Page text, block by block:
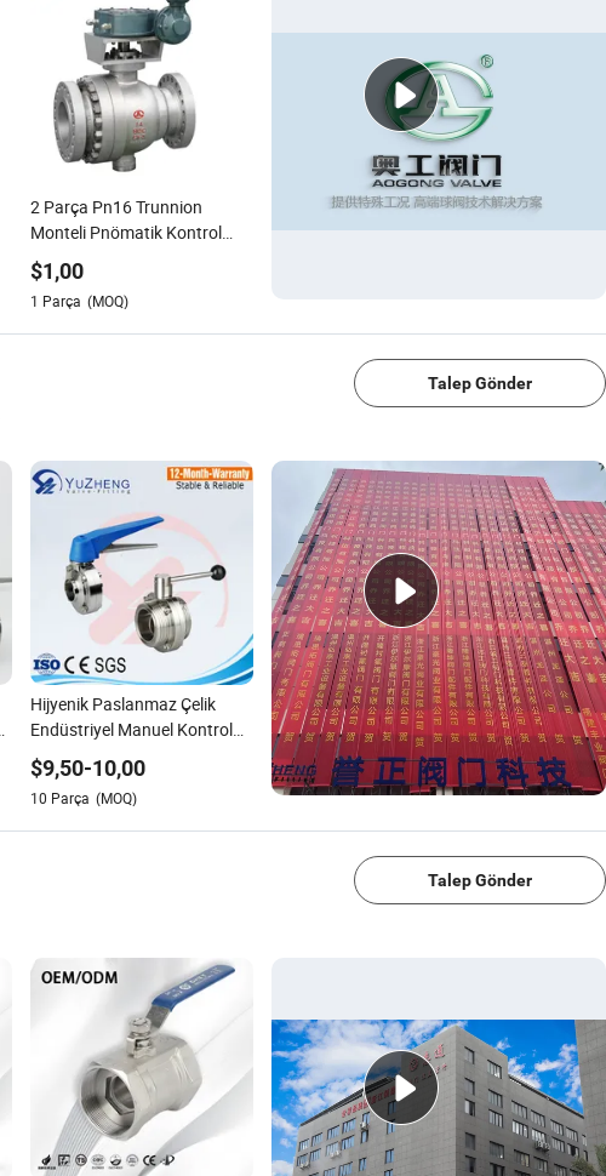
2 Parça Pn16 Trunnion
Monteli Pnömatik Kontrol
Aktüatörü Motorlu Flanş 3
Yön Paslanmaz Çelik
Endüstriyel Küresel Vana
$1,00
1 Parça (MOQ)
Talep Gönder
Hijyenik Paslanmaz Çelik
Endüstriyel Manuel Kontrol
Döküm Pnömatik Aktüatör
Gıda Sınıfı Su SMS DIN Idf
Kelebek Vanası
$9,50-10,00
10 Parça (MOQ)
Talep Gönder